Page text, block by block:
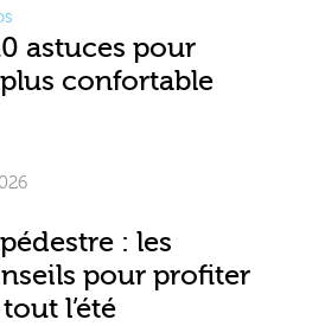
astuces pour
confortable
: les
pour profiter
l’été